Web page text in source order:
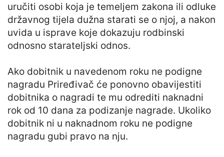
uručiti osobi koja je temeljem zakona ili odluke
državnog tijela dužna starati se o njoj, a nakon
uvida u isprave koje dokazuju rodbinski
odnosno starateljski odnos.
Ako dobitnik u navedenom roku ne podigne
nagradu Priređivač će ponovno obavijestiti
dobitnika o nagradi te mu odrediti naknadni
rok od 10 dana za podizanje nagrade. Ukoliko
dobitnik ni u naknadnom roku ne podigne
nagradu gubi pravo na nju.